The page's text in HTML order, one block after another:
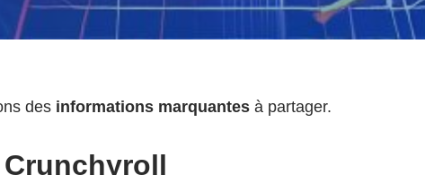
des informations marquantes à partager.